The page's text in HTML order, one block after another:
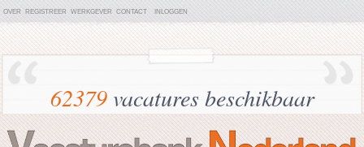
OVER REGISTREER WERKGEVER CONTACT INLOGGEN
62379vacatures beschikbaar